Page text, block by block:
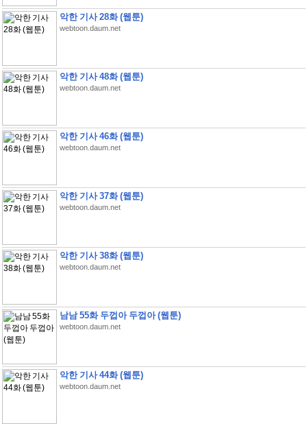
악한 기사 28화 (웹툰)
webtoon.daum.net
악한 기사 48화 (웹툰)
webtoon.daum.net
악한 기사 46화 (웹툰)
webtoon.daum.net
악한 기사 37화 (웹툰)
webtoon.daum.net
악한 기사 38화 (웹툰)
webtoon.daum.net
남남 55화 두껍아 두껍아 (웹툰)
webtoon.daum.net
악한 기사 44화 (웹툰)
webtoon.daum.net